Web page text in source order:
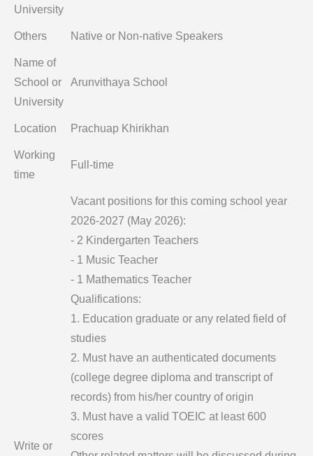
University
Others Native or Non-native Speakers
Name of
School or
University
Arunvithaya School
Location Prachuap Khirikhan
Working
time
Full-time
Write or
Vacant positions for this coming school year
2026-2027 (May 2026):
- 2 Kindergarten Teachers
- 1 Music Teacher
- 1 Mathematics Teacher
Qualifications:
1. Education graduate or any related field of
studies
2. Must have an authenticated documents
(college degree diploma and transcript of
records) from his/her country of origin
3. Must have a valid TOEIC at least 600
scores